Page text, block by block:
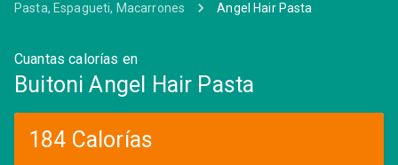
Pasta, Espagueti, Macarrones
Angel Hair Pasta
Cuantas calorías en
Buitoni Angel Hair Pasta
184 Calorías